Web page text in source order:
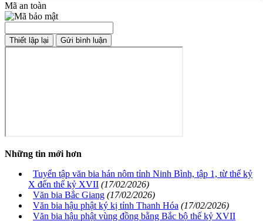
Mã an toàn
Những tin mới hơn
Tuyển tập văn bia hán nôm tỉnh Ninh Bình, tập 1, từ thế kỷ
X đến thế kỷ XVII (17/02/2026)
Văn bia Bắc Giang (17/02/2026)
Văn bia hậu phật ký kị tỉnh Thanh Hóa (17/02/2026)
Văn bia hậu phật vùng đồng bằng Bắc bộ thế kỷ XVII